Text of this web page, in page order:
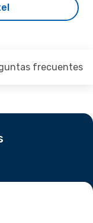
frecuentes